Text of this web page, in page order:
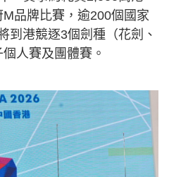
品牌比賽，逾200個國家
到港競逐3個劍種（花劍、
人賽及團體賽。